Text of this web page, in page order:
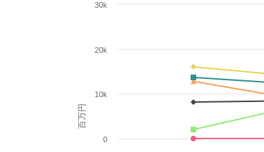
百万円
0
10k
20k
30k